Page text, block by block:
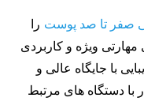
صفر تا صد پوست را
مهارتی ویژه و کاربردی
با جایگاه عالی و
با دستگاه های مرتبط